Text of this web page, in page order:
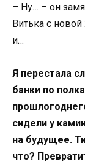
– Ну… – он
Витька с
и…
Я перестала
банки по
сидели у
на будущее.
что?